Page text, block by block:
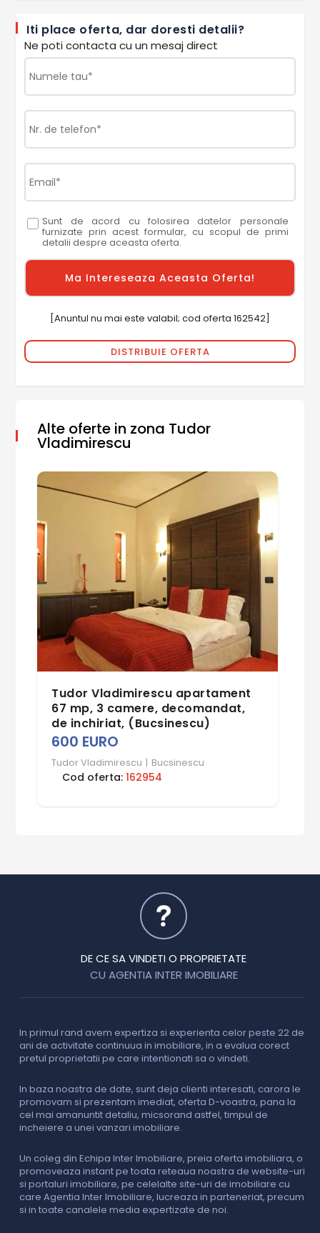
Iti place oferta, dar doresti detalii?
Ne poti contacta cu un mesaj direct
Sunt de acord cu folosirea datelor personale
furnizate prin acest formular, cu scopul de primi
detalii despre aceasta oferta.
[Anuntul nu mai este valabil; cod oferta 162542]
DISTRIBUIE OFERTA
Alte oferte in zona Tudor
Vladimirescu
Tudor Vladimirescu apartament
67 mp, 3 camere, decomandat,
de inchiriat, (Bucsinescu)
600 EURO
Tudor Vladimirescu | Bucsinescu
Cod oferta:162954
DE CE SA VINDETI O PROPRIETATE
CU AGENTIA INTER IMOBILIARE
In primul rand avem expertiza si experienta celor peste 22 de
ani de activitate continuua in imobiliare, in a evalua corect
pretul proprietatii pe care intentionati sa o vindeti.
In baza noastra de date, sunt deja clienti interesati, carora le
promovam si prezentam imediat, oferta D-voastra, pana la
cel mai amanuntit detaliu, micsorand astfel, timpul de
incheiere a unei vanzari imobiliare.
Un coleg din Echipa Inter Imobiliare, preia oferta imobiliara, o
promoveaza instant pe toata reteaua noastra de website-uri
si portaluri imobiliare, pe celelalte site-uri de imobiliare cu
care Agentia Inter Imobiliare, lucreaza in parteneriat, precum
si in toate canalele media expertizate de noi.